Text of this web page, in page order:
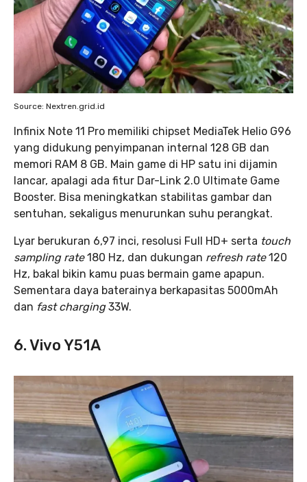
Source: Nextren.grid.id
Infinix Note 11 Pro memiliki chipset MediaTek Helio G96
yang didukung penyimpanan internal 128 GB dan
memori RAM 8 GB. Main game di HP satu ini dijamin
lancar, apalagi ada fitur Dar-Link 2.0 Ultimate Game
Booster. Bisa meningkatkan stabilitas gambar dan
sentuhan, sekaligus menurunkan suhu perangkat.
Lyar berukuran 6,97 inci, resolusi Full HD+ serta touch
sampling rate180 Hz, dan dukungan refresh rate120
Hz, bakal bikin kamu puas bermain game apapun.
Sementara daya baterainya berkapasitas 5000mAh
dan fast charging33W.
6. Vivo Y51A